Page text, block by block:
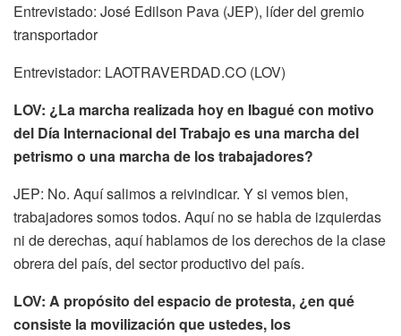
Entrevistado: José Edilson Pava (JEP), líder del gremio
transportador
Entrevistador: LAOTRAVERDAD.CO (LOV)
LOV: ¿La marcha realizada hoy en Ibagué con motivo
del Día Internacional del Trabajo es una marcha del
petrismo o una marcha de los trabajadores?
JEP: No. Aquí salimos a reivindicar. Y si vemos bien,
trabajadores somos todos. Aquí no se habla de izquierdas
ni de derechas, aquí hablamos de los derechos de la clase
obrera del país, del sector productivo del país.
LOV: A propósito del espacio de protesta, ¿en qué
consiste la movilización que ustedes, los